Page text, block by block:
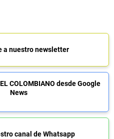
a nuestro newsletter
COLOMBIANO desde Google
News
canal de Whatsapp